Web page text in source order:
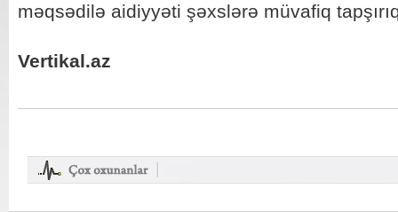
məqsədilə aidiyyəti şəxslərə müvafiq
Vertikal.az